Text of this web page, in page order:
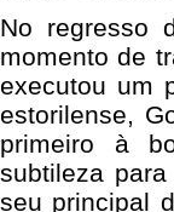
No regresso
momento de
executou um
estorilense,
primeiro à
subtileza
seu principal